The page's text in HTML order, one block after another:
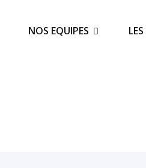
NOS EQUIPES